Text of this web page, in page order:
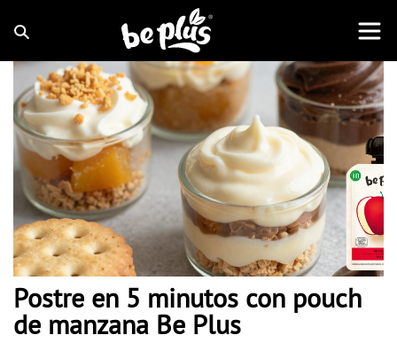
Postre en 5 minutos con pouch
de manzana Be Plus